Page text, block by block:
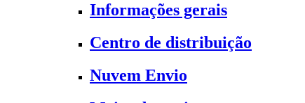
Informações gerais
Centro de distribuição
Nuvem Envio